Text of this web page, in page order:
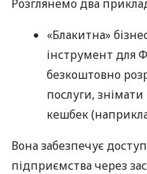
Розглянемо два
«Блакитна»
інструмент для
безкоштовно
послуги,
кешбек
Вона забезпечує
підприємства через